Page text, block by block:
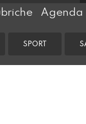
Agenda
SPORT